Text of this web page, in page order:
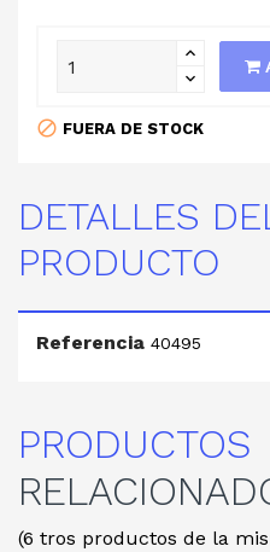
FUERA DE STOCK
DETALLES
PRODUCTO
Referencia 40495
PRODUCTOS
(6 tros productos de la